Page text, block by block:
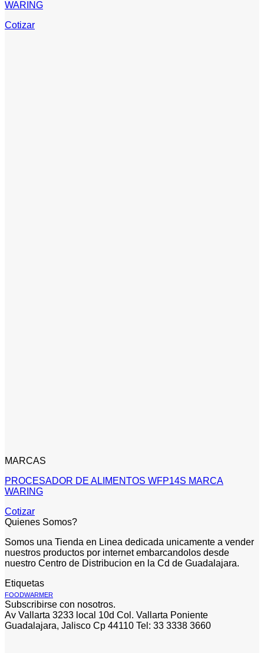
WARING
Cotizar
MARCAS
PROCESADOR DE ALIMENTOS WFP14S MARCA
WARING
Cotizar
Quienes Somos?
Somos una Tienda en Linea dedicada unicamente a vender
nuestros productos por internet embarcandolos desde
nuestro Centro de Distribucion en la Cd de Guadalajara.
Etiquetas
FOODWARMER
Subscribirse con nosotros.
Av Vallarta 3233 local 10d Col. Vallarta Poniente
Guadalajara, Jalisco Cp 44110 Tel: 33 3338 3660